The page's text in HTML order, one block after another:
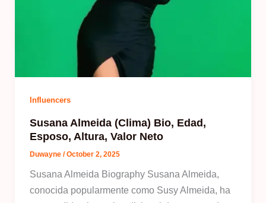
Influencers
Susana Almeida (Clima) Bio, Edad,
Esposo, Altura, Valor Neto
Duwayne /October 2, 2025
Susana Almeida Biography Susana Almeida,
conocida popularmente como Susy Almeida, ha